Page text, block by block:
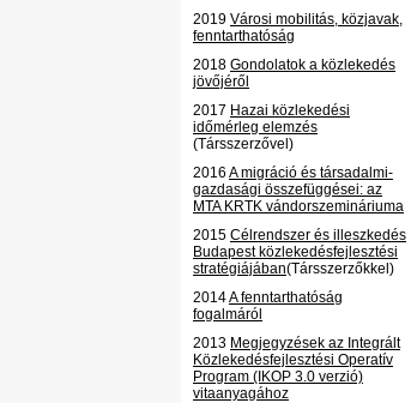
2019 Városi mobilitás, közjavak,
fenntarthatóság
2018 Gondolatok a közlekedés
jövőjéről
2017 Hazai közlekedési
időmérleg elemzés
(Társszerzővel)
2016 A migráció és társadalmi-
gazdasági összefüggései: az
MTA KRTK vándorszemináriuma
2015 Célrendszer és illeszkedés
Budapest közlekedésfejlesztési
stratégiájában(Társszerzőkkel)
2014A fenntarthatóság
fogalmáról
2013 Megjegyzések az Integrált
Közlekedésfejlesztési Operatív
Program (IKOP 3.0 verzió)
vitaanyagához